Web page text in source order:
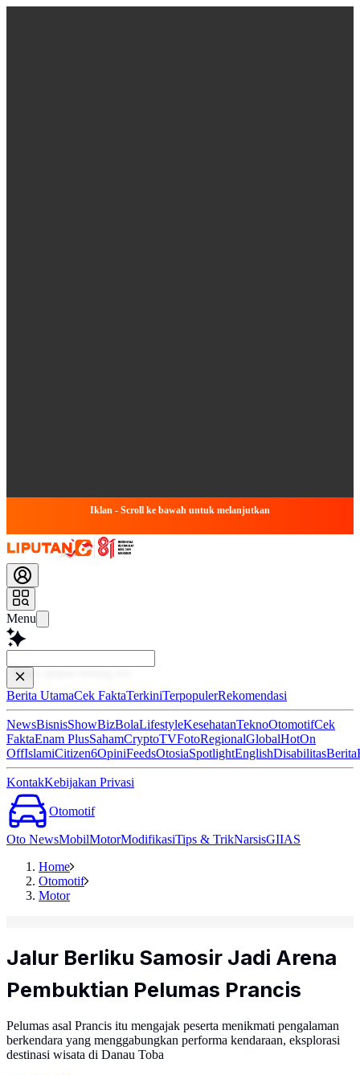
Iklan - Scroll ke bawah untuk melanjutkan
Menu
Baca l
Berita UtamaCek FaktaTerkiniTerpopulerRekomendasi
NewsBisnisShowBizBolaLifestyleKesehatanTeknoOtomotifCek
FaktaEnam PlusSahamCryptoTVFotoRegionalGlobalHotOn
OffIslamiCitizen6OpiniFeedsOtosiaSpotlightEnglishDisabilitasBerita
KontakKebijakan Privasi
Otomotif
Oto NewsMobilMotorModifikasiTips & TrikNarsisGIIAS
Home
Otomotif
Motor
Jalur Berliku Samosir Jadi Arena
Pembuktian Pelumas Prancis
Pelumas asal Prancis itu mengajak peserta menikmati pengalaman
berkendara yang menggabungkan performa kendaraan, eksplorasi
destinasi wisata di Danau Toba